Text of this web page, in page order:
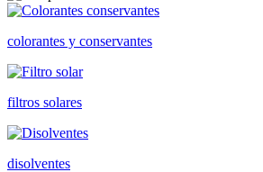
colorantes y conservantes
filtros solares
disolventes